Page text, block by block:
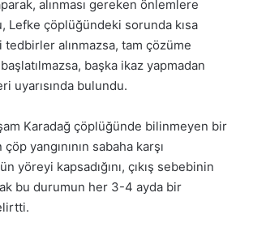
alınması gereken önlemlere
Lefke çöplüğündeki sorunda kısa
alınmazsa, tam çözüme
başka ikaz yapmadan
uyarısında bulundu.
Karadağ çöplüğünde bilinmeyen bir
yangınının sabaha karşı
yöreyi kapsadığını, çıkış sebebinin
bu durumun her 3-4 ayda bir